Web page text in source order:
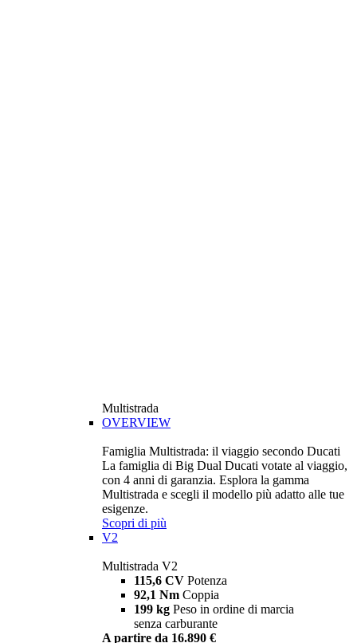
Multistrada
OVERVIEW
Famiglia Multistrada: il viaggio secondo Ducati
La famiglia di Big Dual Ducati votate al viaggio,
con 4 anni di garanzia. Esplora la gamma
Multistrada e scegli il modello più adatto alle tue
esigenze.
Scopri di più
V2
Multistrada V2
115,6 CV Potenza
92,1 Nm Coppia
199 kg Peso in ordine di marcia
senza carburante
A partire da 16.890 €